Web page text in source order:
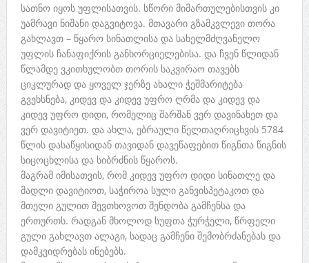
სათნო იყოს უფლისათვის. სწორი მიმართულებისთვის კი
უამრავი ნიშანი დაგვიტოვა. მთავარი გზამკვლევი თორა
გახლავთ – წყარო სინათლისა და სახელმძღვანელო
უფლის ჩანაფიქრის განხორციელებისა. და ჩვენ წლიდან
წლამდე ვკითხულობთ თორის საკვირაო თავებს
ციკლურად და ყოველ ჯერზე ახალი ჭეშმარიტება
გვეხსნება, კიდევ და კიდევ უფრო ღრმა და კიდევ და
კიდევ უფრო დიდი, რომელიც შარშან ვერ დავინახეთ და
ვერ დავიტიეთ. და ახლა, ებრაული წელთაღრიცხვის 5784
წლის დასაწყისიდან თავიდან დავეწაფებით წიგნთა წიგნის
სიცოცხლისა და სიბრძნის წყაროს.
მაგრამ იმისათვის, რომ კიდევ უფრო დიდი სინათლე და
მადლი დავიტიოთ, საჭიროა სული განვისპეტაკოთ და
მთელი გულით შევთხოვოთ შენდობა გამჩენსა და
ერთურთს. რადგან მხოლოდ სუფთა ჭურჭელი, წრფელი
გული გახლავთ ალაგი, სადაც გამჩენი შემობრძანებას და
დამკვიდრებას ინებებს.